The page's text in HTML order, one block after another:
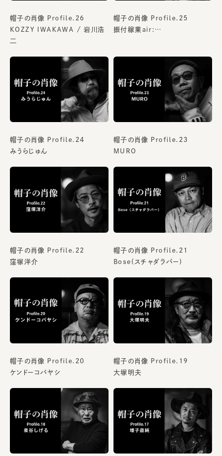
帽子の肖像 Profile.26
KOZZY IWAKAWA / 岩川浩
二
帽子の肖像 Profile.25
振付稼業air:…
帽子の肖像 Profile.24
みうらじゅん
帽子の肖像 Profile.23
MURO
帽子の肖像 Profile.22
窪塚洋介
帽子の肖像 Profile.21
Bose(スチャダラパー)
帽子の肖像 Profile.20
ケンドーコバヤシ
帽子の肖像 Profile.19
大塚明夫